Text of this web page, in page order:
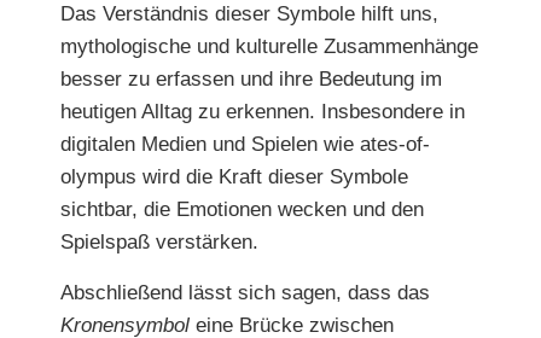
Das Verständnis dieser Symbole hilft uns,
mythologische und kulturelle Zusammenhänge
besser zu erfassen und ihre Bedeutung im
heutigen Alltag zu erkennen. Insbesondere in
digitalen Medien und Spielen wie ates-of-
olympus wird die Kraft dieser Symbole
sichtbar, die Emotionen wecken und den
Spielspaß verstärken.
Abschließend lässt sich sagen, dass das
Kronensymbol eine Brücke zwischen